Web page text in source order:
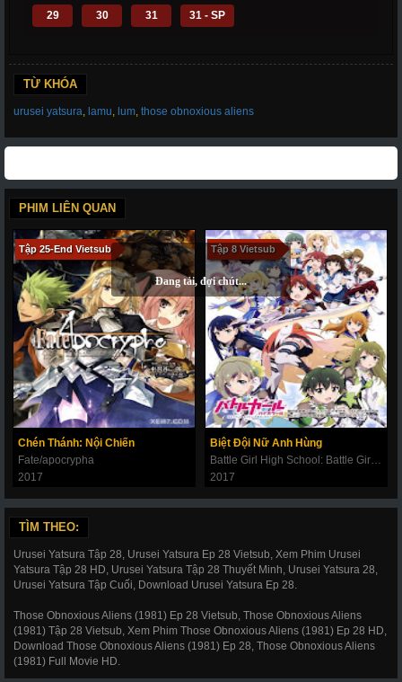
29 30 31 31 - SP
TỪ KHÓA
urusei yatsura, lamu, lum, those obnoxious aliens
PHIM LIÊN QUAN
Tập 25-End Vietsub
Chén Thánh: Nội Chiến
Fate/apocrypha
2017
Tập 8 Vietsub
Biệt Đội Nữ Anh Hùng
Battle Girl High School: Battle Girl Project
2017
TÌM THEO:
Urusei Yatsura Tập 28, Urusei Yatsura Ep 28 Vietsub, Xem Phim Urusei
Yatsura Tập 28 HD, Urusei Yatsura Tập 28 Thuyết Minh, Urusei Yatsura 28,
Urusei Yatsura Tập Cuối, Download Urusei Yatsura Ep 28.
Those Obnoxious Aliens (1981) Ep 28 Vietsub, Those Obnoxious Aliens
(1981) Tập 28 Vietsub, Xem Phim Those Obnoxious Aliens (1981) Ep 28 HD,
Download Those Obnoxious Aliens (1981) Ep 28, Those Obnoxious Aliens
(1981) Full Movie HD.